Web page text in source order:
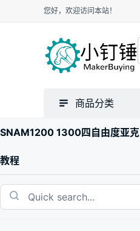
您好，欢迎访问本站！
商品分类
SNAM1200 1300四自由度亚
教程